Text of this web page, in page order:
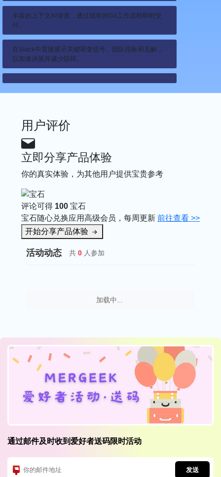
丰富的上下文AI审查，通过现有的Git工作流程即时交
付。
在Slack中直接展示关键审查信号、团队指标和见解，
以加速决策并减少阻碍。
用户评价
立即分享产品体验
你的真实体验，为其他用户提供宝贵参考
评论可得 100 宝石
宝石随心兑换应用高级会员，每周更新 前往查看 >>
开始分享产品体验
活动动态 共 0 人参加
加载中...
通过邮件及时收到爱好者送码限时活动
发送